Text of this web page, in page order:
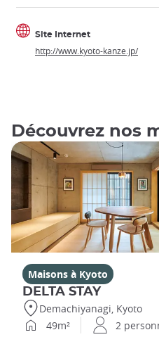
Site Internet
http://www.kyoto-kanze.jp/
Découvrez nos
Maisons à Kyoto
DELTA STAY
Demachiyanagi, Kyoto
49m²
2